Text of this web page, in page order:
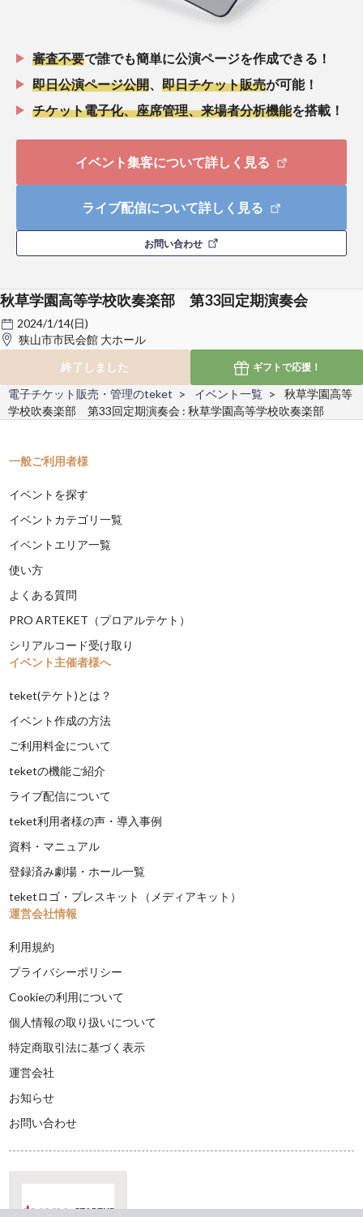
審査不要で誰でも簡単に公演ページを作成できる！
即日公演ページ公開
即日チケット販売が可能！
チケット電子化、座席管理、来場者分析機能を搭載！
イベント集客について詳しく見る
ライブ配信について詳しく見る
お問い合わせ
秋草学園高等学校吹奏楽部 第33回定期演奏会
2024/1/14(日)
狭山市市民会館 大ホール
終了しました
ギフトで応援！
電子チケット販売・管理のteket イベント一覧
秋草学園高等
学校吹奏楽部 第33回定期演奏会 : 秋草学園高等学校吹奏楽部
一般ご利用者様
イベントを探す
イベントカテゴリ一覧
イベントエリア一覧
使い方
よくある質問
PRO ARTEKET（プロアルテケト）
シリアルコード受け取り
イベント主催者様へ
teket(テケト)とは？
イベント作成の方法
ご利用料金について
teketの機能ご紹介
ライブ配信について
teket利用者様の声・導入事例
資料・マニュアル
登録済み劇場・ホール一覧
teketロゴ・プレスキット（メディアキット）
運営会社情報
利用規約
プライバシーポリシー
Cookieの利用について
個人情報の取り扱いについて
特定商取引法に基づく表示
運営会社
お知らせ
お問い合わせ